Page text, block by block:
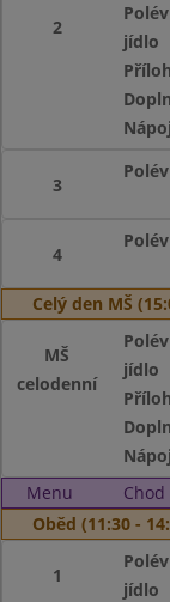
2
jídlo
Nápoj
3
4
Celý den MŠ
MŠ
celodenní
jídlo
Nápoj
Menu
Chod
Oběd (11:30 -
1
jídlo